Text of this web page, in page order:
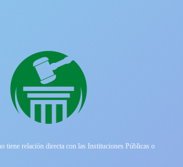
tiene relación directa con las Instituciones Públicas o